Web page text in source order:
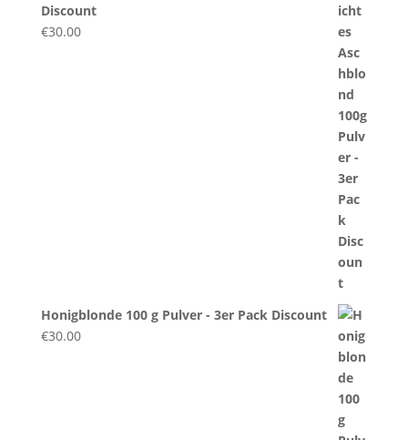
Discount
€30.00
Honigblonde 100 g Pulver - 3er Pack Discount
€30.00